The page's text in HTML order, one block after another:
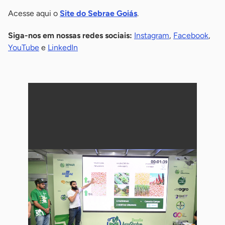
Acesse aqui o Site do Sebrae Goiás.
Siga-nos em nossas redes sociais: Instagram, Facebook,
YouTube e LinkedIn